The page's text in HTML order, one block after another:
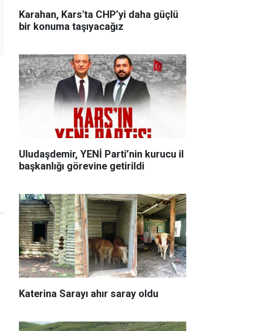
Karahan, Kars'ta CHP’yi daha güçlü
bir konuma taşıyacağız
Uludaşdemir, YENİ Parti’nin kurucu il
başkanlığı görevine getirildi
Katerina Sarayı ahır saray oldu